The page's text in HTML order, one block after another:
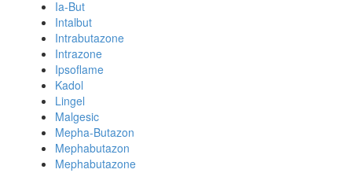
Ia-But
Intalbut
Intrabutazone
Intrazone
Ipsoflame
Kadol
Lingel
Malgesic
Mepha-Butazon
Mephabutazon
Mephabutazone